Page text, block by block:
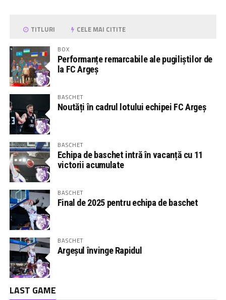
TITLURI CELE MAI CITITE
BOX
Performanțe remarcabile ale pugiliștilor de
la FC Argeș
BASCHET
Noutăți în cadrul lotului echipei FC Argeș
BASCHET
Echipa de baschet intră în vacanță cu 11
victorii acumulate
BASCHET
Final de 2025 pentru echipa de baschet
BASCHET
Argeșul învinge Rapidul
LAST GAME